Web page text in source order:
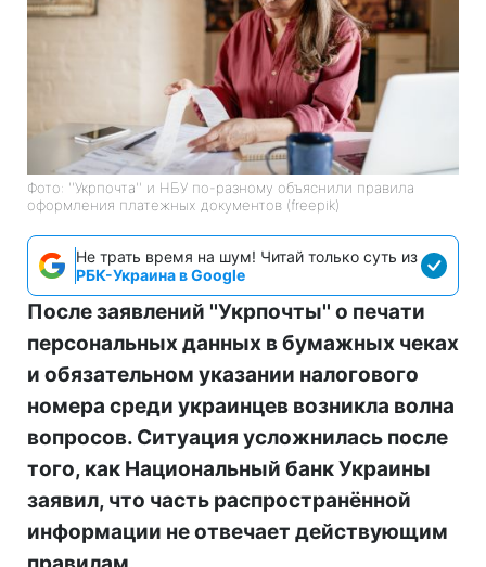
Фото: ''Укрпочта'' и НБУ по-разному объяснили правила
оформления платежных документов (freepik)
Не трать время на шум! Читай только суть из
РБК-Украина в Google
После заявлений ''Укрпочты'' о печати
персональных данных в бумажных чеках
и обязательном указании налогового
номера среди украинцев возникла волна
вопросов. Ситуация усложнилась после
того, как Национальный банк Украины
заявил, что часть распространённой
информации не отвечает действующим